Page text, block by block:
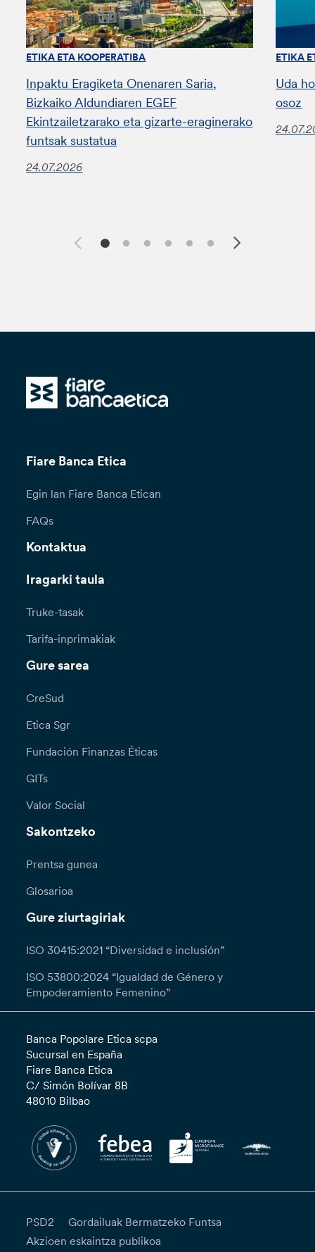
ETIKA ETA KOOPERATIBA
Inpaktu Eragiketa Onenaren Saria,
Bizkaiko Aldundiaren EGEF
Ekintzailetzarako eta gizarte-eraginerako
funtsak sustatua
24.07.2026
ETIKA
Uda
osoz
Fiare Banca Etica
Egin lan Fiare Banca Etican
FAQs
Kontaktua
Iragarki taula
Truke-tasak
Tarifa-inprimakiak
Gure sarea
CreSud
Etica Sgr
Fundación Finanzas Éticas
GITs
Valor Social
Sakontzeko
Prentsa gunea
Glosarioa
Gure ziurtagiriak
ISO 30415:2021 “Diversidad e inclusión”
ISO 53800:2024 “Igualdad de Género y
Empoderamiento Femenino”
Banca Popolare Etica scpa
Sucursal en España
Fiare Banca Etica
C/ Simón Bolívar 8B
48010 Bilbao
PSD2
Gordailuak Bermatzeko Funtsa
Akzioen eskaintza publikoa